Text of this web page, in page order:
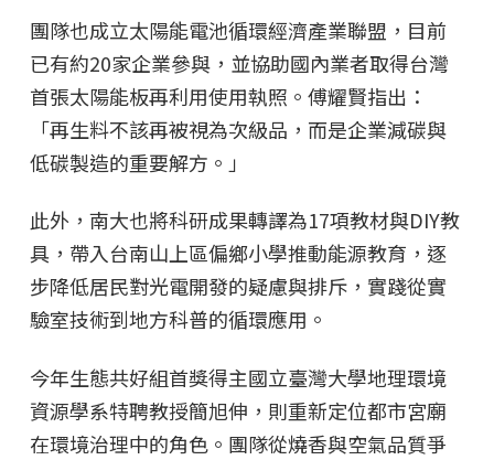
團隊也成立太陽能電池循環經濟產業聯盟，目前
已有約20家企業參與，並協助國內業者取得台灣
首張太陽能板再利用使用執照。傅耀賢指出：
「再生料不該再被視為次級品，而是企業減碳與
低碳製造的重要解方。」
此外，南大也將科研成果轉譯為17項教材與DIY教
具，帶入台南山上區偏鄉小學推動能源教育，逐
步降低居民對光電開發的疑慮與排斥，實踐從實
驗室技術到地方科普的循環應用。
今年生態共好組首獎得主國立臺灣大學地理環境
資源學系特聘教授簡旭伸，則重新定位都市宮廟
在環境治理中的角色。團隊從燒香與空氣品質爭